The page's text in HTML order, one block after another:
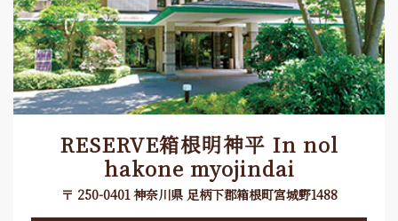
RESERVE箱根明神平 In nol
hakone myojindai
〒 250-0401 神奈川県 足柄下郡箱根町宮城野1488